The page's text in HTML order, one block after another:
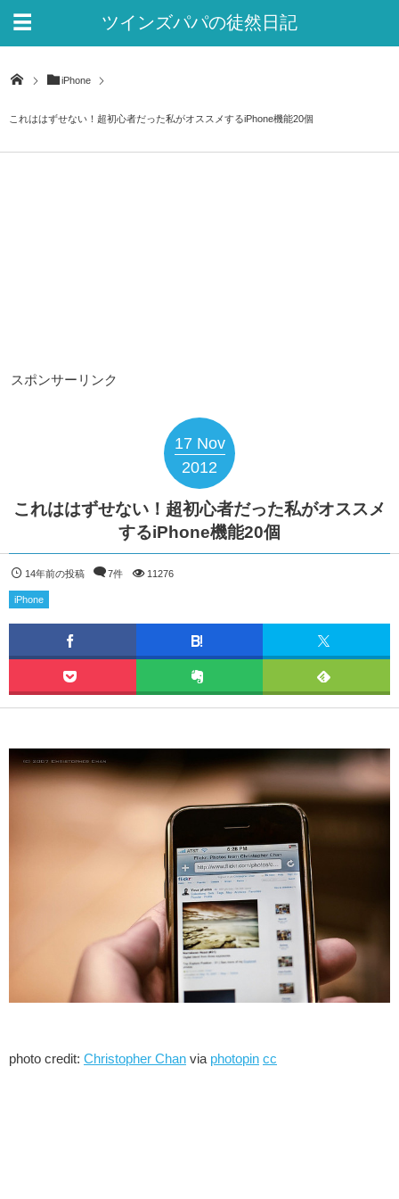
ツインズパパの徒然日記
iPhone
これははずせない！超初心者だった私がオススメするiPhone機能20個
スポンサーリンク
17 Nov
2012
これははずせない！超初心者だった私がオススメ
するiPhone機能20個
14年前の投稿 7件 11276
iPhone
photo credit: Christopher Chan via photopin cc